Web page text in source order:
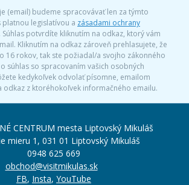
(email) budeme spracovávať len za týmto
platnou legislatívou a zásadami ochrany
. Súhlas potvrdíte kliknutím na odkaz, ktorý vám
Kliknutím na odkaz zároveň prehlasujete, že
16 rokov, tak ste požiadal/a svojho zákonného
súhlas so spracovaním vašich osobných
kedykoľvek odvolať písomne, emailom
odkaz z ktoréhokoľvek informačného emailu.
CENTRUM mesta Liptovský Mikuláš
mieru 1, 031 01 Liptovský Mikuláš
0948 625 669
obchod@visitmikulas.sk
FB, Insta, YouTube